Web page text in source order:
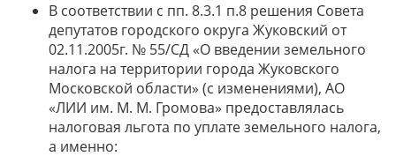
В соответствии с пп. 8.3.1 п.8 решения Совета
депутатов городского округа Жуковский от
02.11.2005г. № 55/СД «О введении земельного
налога на территории города Жуковского
Московской области» (с изменениями), АО
«ЛИИ им. М. М. Громова» предоставлялась
налоговая льгота по уплате земельного налога,
а именно: